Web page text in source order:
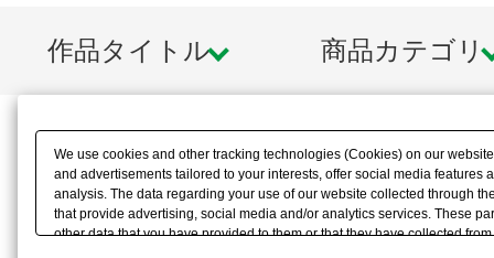
作品タイトル 商品カテゴリ
We use cookies and other tracking technologies (Cookies) on our
and advertisements tailored to your interests, offer social media features
analysis. The data regarding your use of our website collected through
that provide advertising, social media and/or analytics services. These
other data that you have provided to them or that they have collected